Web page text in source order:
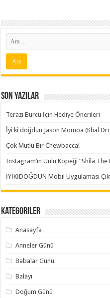
Son Yazılar
Terazi Burcu İçin Hediye Önerileri
İyi ki doğdun Jason Momoa (Khal
Çok Mutlu Bir Chewbacca!
Instagram’ın Ünlü Köpeği “Shila The
İYİKİDOĞDUN Mobil Uygulaması
Kategoriler
Anasayfa
Anneler Günü
Babalar Günü
Balayı
Doğum Günü